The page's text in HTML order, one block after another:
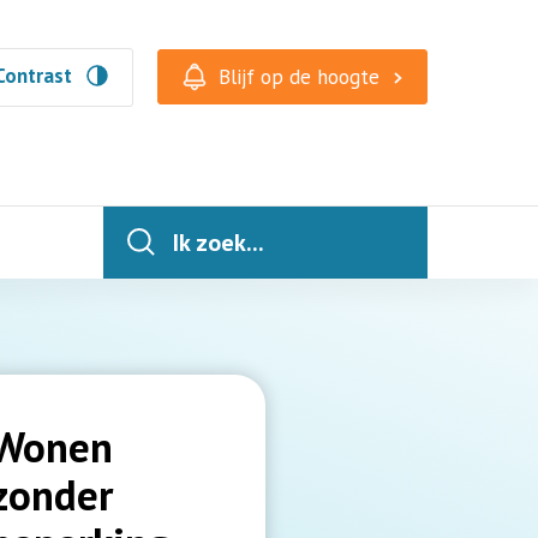
Blijf op de hoogte
Ik zoek...